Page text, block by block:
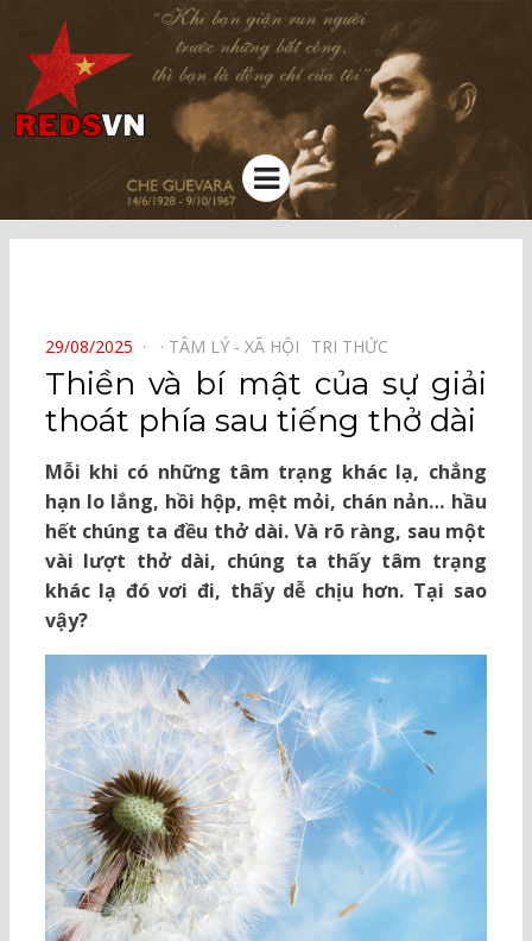
Kênh chia sẻ tri thức cộng đồng
Menu
POSTED
ON
29/08/2025 TÂM LÝ - XÃ HỘI⠀ TRI THỨC⠀
Thiền và bí mật của sự giải
thoát phía sau tiếng thở dài
Mỗi khi có những tâm trạng khác lạ, chẳng
hạn lo lắng, hồi hộp, mệt mỏi, chán nản… hầu
hết chúng ta đều thở dài. Và rõ ràng, sau một
vài lượt thở dài, chúng ta thấy tâm trạng
khác lạ đó vơi đi, thấy dễ chịu hơn. Tại sao
vậy?